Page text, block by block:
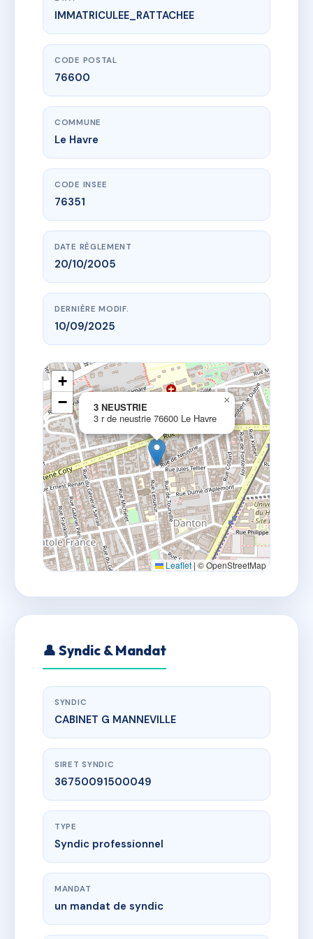
www.vme.plus/AC6634430
3 NEUSTRIE
3 r de neustrie
IMMATRICULEE_RATTACHEE
CODE POSTAL
76600
COMMUNE
Le Havre
CODE INSEE
76351
DATE RÈGLEMENT
20/10/2005
DERNIÈRE MODIF.
10/09/2025
3 NEUSTRIE
3 r de neustrie 76600 Le Havre
×
+
−
Leaflet | © OpenStreetMap
👤 Syndic & Mandat
SYNDIC
CABINET G MANNEVILLE
SIRET SYNDIC
36750091500049
TYPE
Syndic professionnel
MANDAT
un mandat de syndic